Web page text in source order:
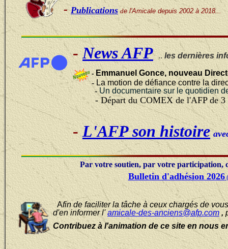
-Publications de l'Amicale depuis 2002 à 2018...
- News AFP .. les dernières
- Emmanuel Gonce, nouveau
- La motion de défiance contre la
-Un documentaire sur le quotidien
- Départdu COMEX de l'AFP de
- L'AFP son histoire
Par votre soutien, par votre participation,
Bulletin d'adhésion 2026
Afin de faciliter la tâche à ceux chargés de
d'en informer l'amicale-des-anciens@afp.com ,
Contribuez à l'animation de ce site en nous